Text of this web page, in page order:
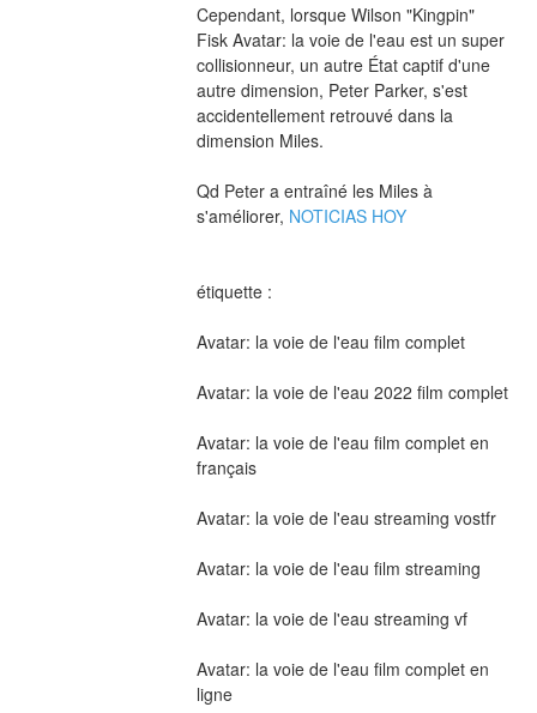
Cependant, lorsque Wilson "Kingpin"
Fisk Avatar: la voie de l'eau est un super
collisionneur, un autre État captif d'une
autre dimension, Peter Parker, s'est
accidentellement retrouvé dans la
dimension Miles.
Qd Peter a entraîné les Miles à
s'améliorer, NOTICIAS HOY
étiquette :
Avatar: la voie de l'eau film complet
Avatar: la voie de l'eau 2022 film complet
Avatar: la voie de l'eau film complet en
français
Avatar: la voie de l'eau streaming vostfr
Avatar: la voie de l'eau film streaming
Avatar: la voie de l'eau streaming vf
Avatar: la voie de l'eau film complet en
ligne